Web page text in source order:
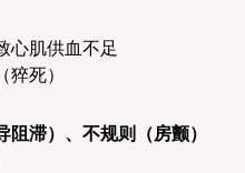
心肌供血不足
死）
滞）、不规则（房颤）